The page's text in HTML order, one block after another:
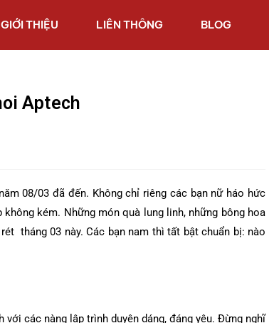
GIỚI THIỆU LIÊN THÔNG BLOG
Aptech
08/03 đã đến. Không chỉ riêng các bạn nữ háo hức
kém. Những món quà lung linh, những bông hoa
tháng 03 này. Các bạn nam thì tất bật chuẩn bị: nào
các nàng lập trình duyên dáng, đáng yêu. Đừng nghĩ